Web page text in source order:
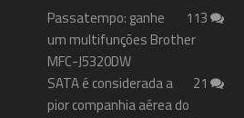
113
Passatempo: ganhe
um multifunções Brother
MFC-J5320DW
21
SATA é considerada a
pior companhia aérea do